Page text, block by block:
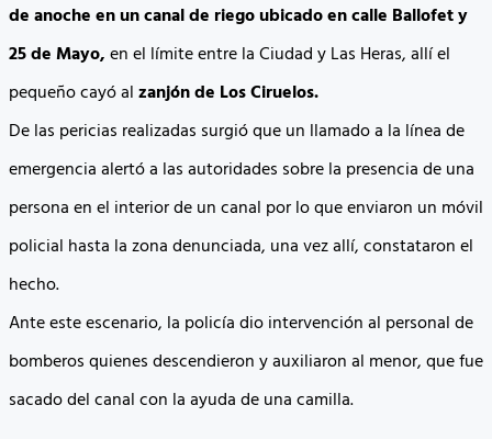
de anoche en un canal de riego ubicado en calle Ballofet y
25 de Mayo,en el límite entre la Ciudad y Las Heras, allí el
pequeño cayó alzanjón de Los Ciruelos.
De las pericias realizadas surgió que un llamado a la línea de
emergencia alertó a las autoridades sobre la presencia de una
persona en el interior de un canal por lo que enviaron un móvil
policial hasta la zona denunciada, una vez allí, constataron el
hecho.
Ante este escenario, la policía dio intervención al personal de
bomberos quienes descendieron y auxiliaron al menor, que fue
sacado del canal con la ayuda de una camilla.